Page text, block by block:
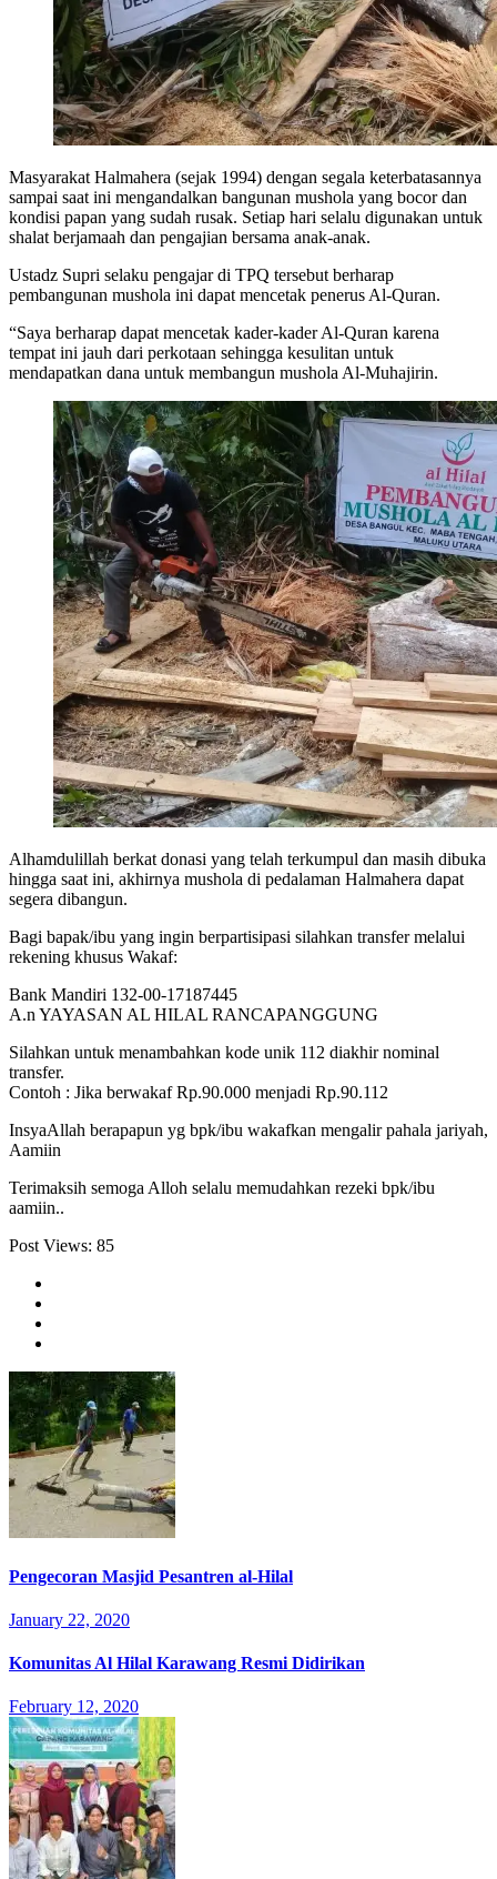
Masyarakat Halmahera (sejak 1994) dengan segala keterbatasannya
sampai saat ini mengandalkan bangunan mushola yang bocor dan
kondisi papan yang sudah rusak. Setiap hari selalu digunakan untuk
shalat berjamaah dan pengajian bersama anak-anak.
Ustadz Supri selaku pengajar di TPQ tersebut berharap
pembangunan mushola ini dapat mencetak penerus Al-Quran.
“Saya berharap dapat mencetak kader-kader Al-Quran karena
tempat ini jauh dari perkotaan sehingga kesulitan untuk
mendapatkan dana untuk membangun mushola Al-Muhajirin.
Alhamdulillah berkat donasi yang telah terkumpul dan masih dibuka
hingga saat ini, akhirnya mushola di pedalaman Halmahera dapat
segera dibangun.
Bagi bapak/ibu yang ingin berpartisipasi silahkan transfer melalui
rekening khusus Wakaf:
Bank Mandiri 132-00-17187445
A.n YAYASAN AL HILAL RANCAPANGGUNG
Silahkan untuk menambahkan kode unik 112 diakhir nominal
transfer.
Contoh : Jika berwakaf Rp.90.000 menjadi Rp.90.112
InsyaAllah berapapun yg bpk/ibu wakafkan mengalir pahala jariyah,
Aamiin
Terimaksih semoga Alloh selalu memudahkan rezeki bpk/ibu
aamiin..
Post Views: 85
Pengecoran Masjid Pesantren al-Hilal
January 22, 2020
Komunitas Al Hilal Karawang Resmi Didirikan
February 12, 2020